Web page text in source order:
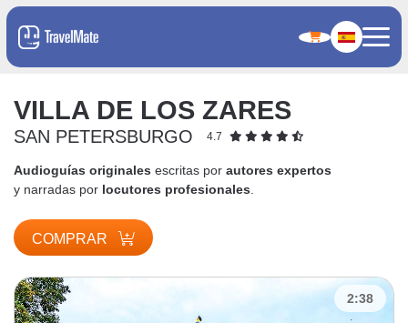
VILLA DE LOS ZARES
SAN PETERSBURGO 4.7
Audioguías originales escritas por autores expertos
y narradas por locutores profesionales
COMPRAR
2:38